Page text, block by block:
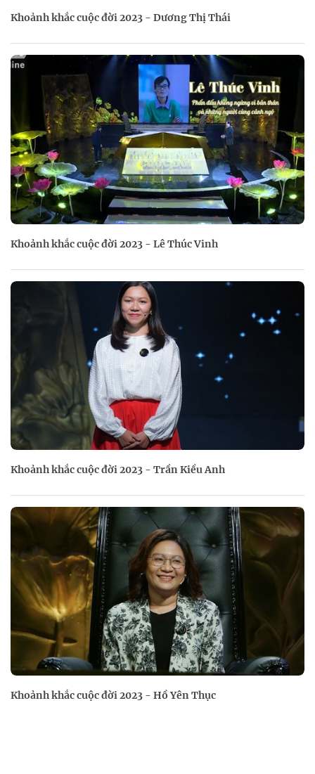
Khoảnh khắc cuộc đời 2023 - Dương Thị Thái
Khoảnh khắc cuộc đời 2023 - Lê Thúc Vinh
Khoảnh khắc cuộc đời 2023 - Trần Kiều Anh
Khoảnh khắc cuộc đời 2023 - Hồ Yên Thục